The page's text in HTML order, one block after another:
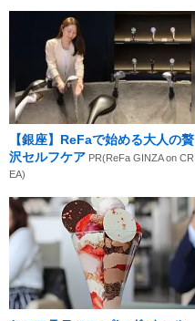
【銀座】ReFaで始める大人の贅
沢セルフケア PR(ReFa GINZA on CR
EA)